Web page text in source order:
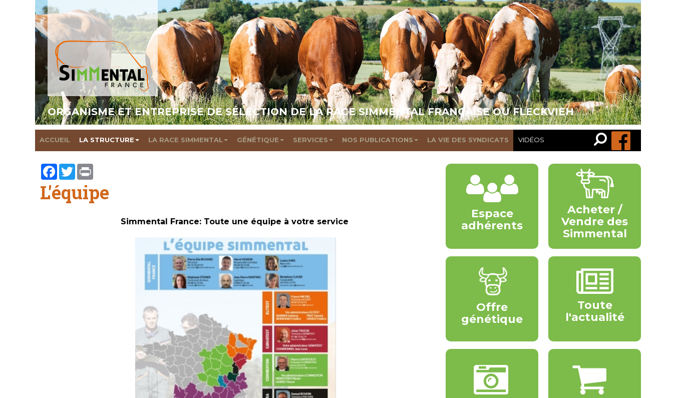
ORGANISME ET ENTREPRISE DE SÉLECTION DE LA RACE SIMMENTAL FRANÇAISE OU FLECKVIEH
ACCUEIL LA STRUCTURE LA RACE SIMMENTAL GÉNÉTIQUE SERVICES NOS PUBLICATIONS LA VIE DES SYNDICATS VIDÉOS
Recherche…
Rechercher
Facebook
Twitter
L'équipe
Simmental France: Toute une équipe à votre service
Espace
adhérents
Acheter /
Vendre des
Simmental
Offre
génétique
Toute
l'actualité